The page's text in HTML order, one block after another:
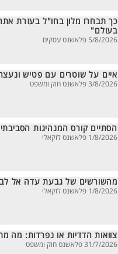
כך תבחרו מלון בחו"ל בעזרת
בעולם"
5/8/2026 פלאשנט עסקים
איים על שוטרים עם פטיש
3/8/2026 פלאשנט חוק ומשפט
הסתיים קורס המנהיגות
1/8/2026 פלאשנט לוקאלי
מהשורשים של גבעת עדה אל
1/8/2026 פלאשנט לוקאלי
צוואות הדדיות או נפרדות: מה
31/7/2026 פלאשנט חוק ומשפט